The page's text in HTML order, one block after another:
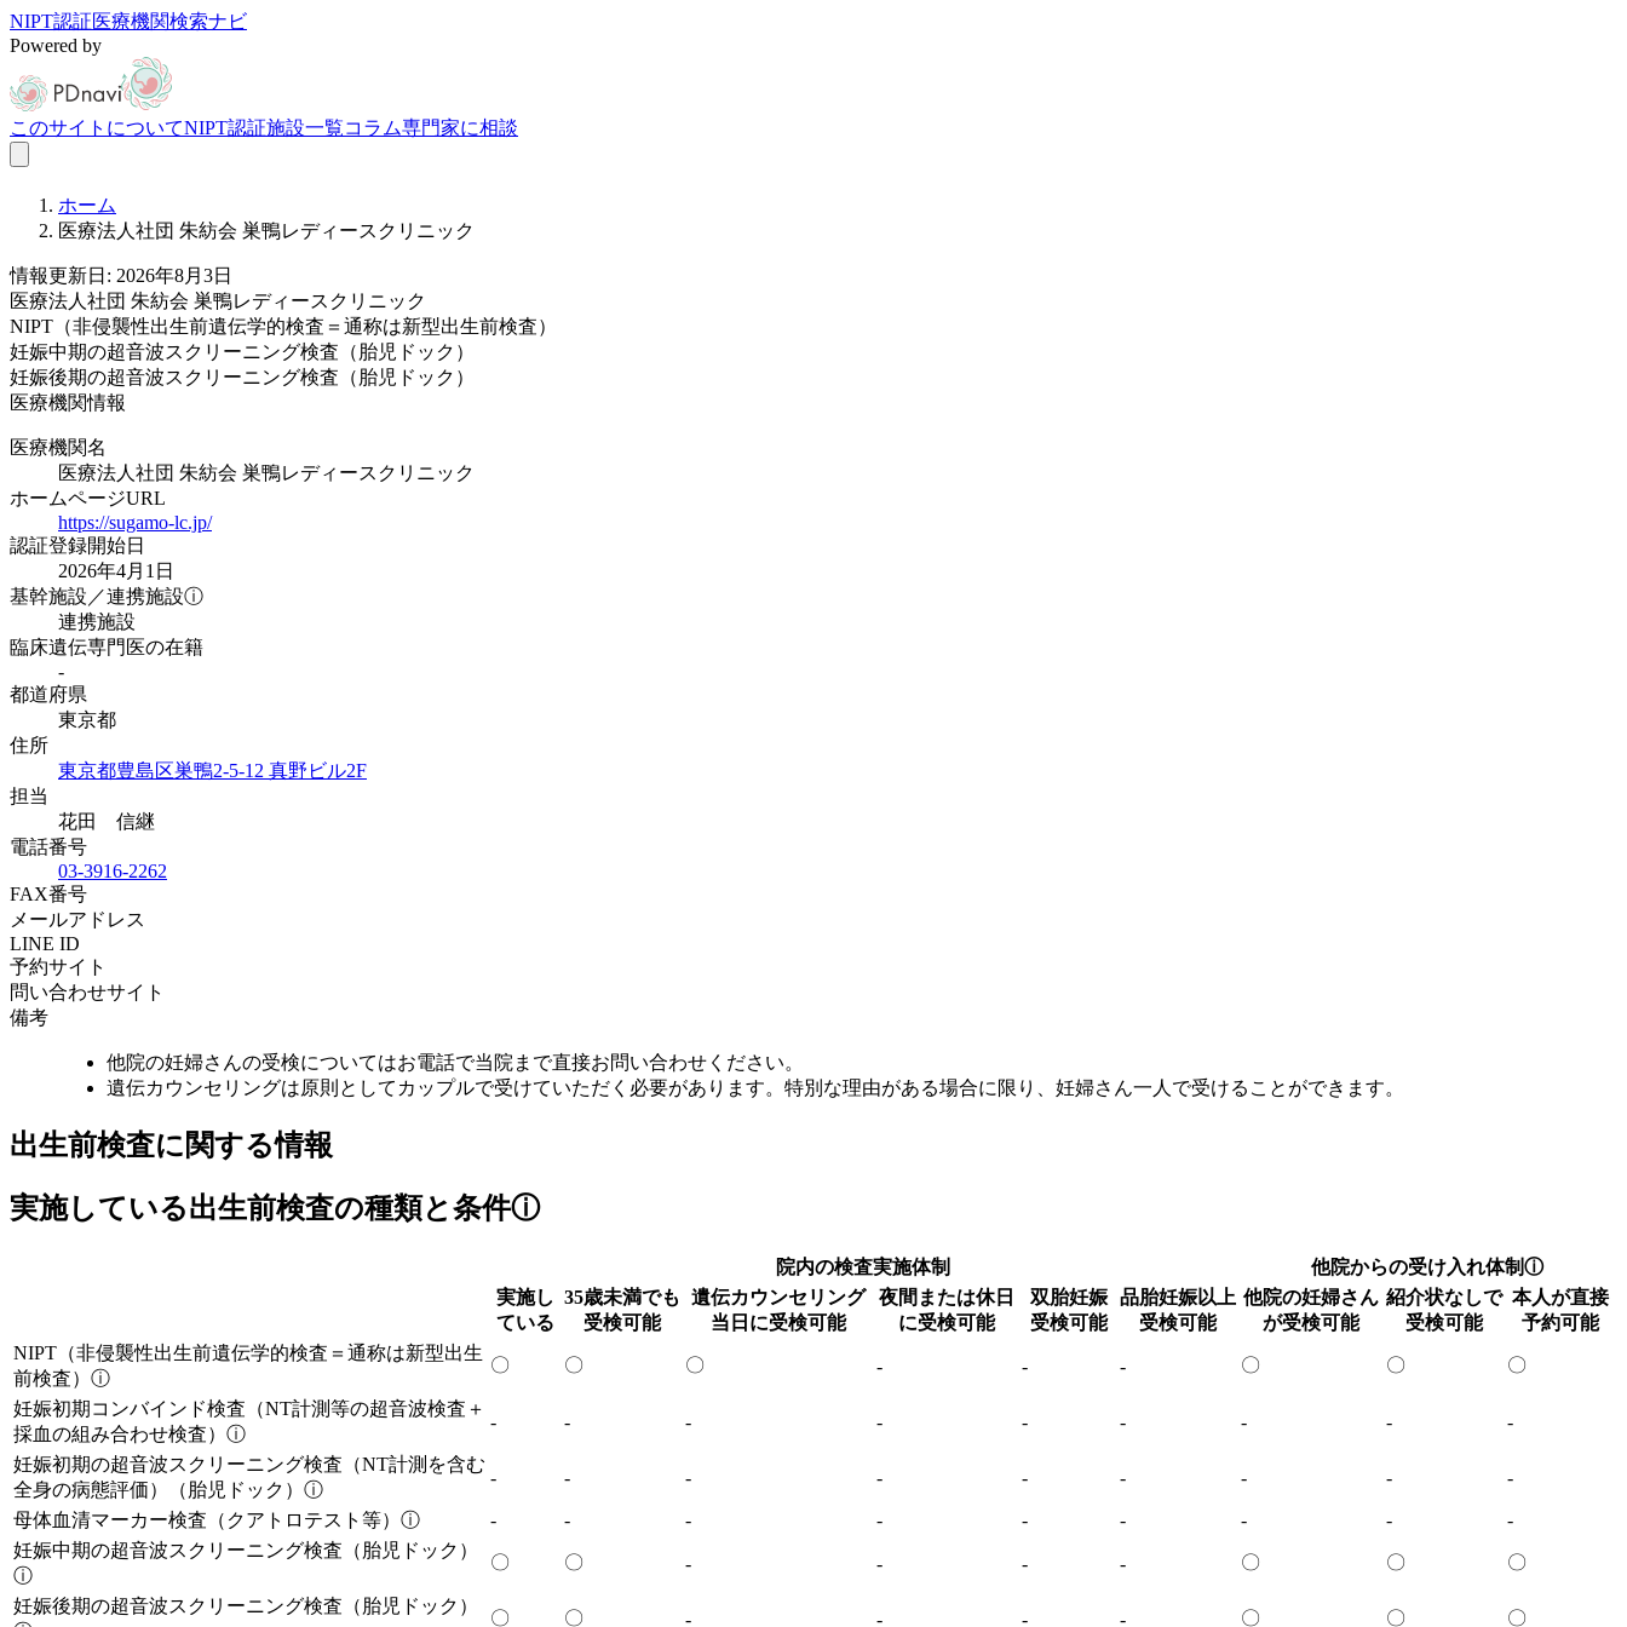
NIPT認証医療機関検索ナビ
Powered by
このサイトについてNIPT認証施設一覧コラム専門家に相談
ホーム
医療法人社団 朱紡会 巣鴨レディースクリニック
情報更新日: 2026年8月3日
医療法人社団 朱紡会 巣鴨レディースクリニック
NIPT（非侵襲性出生前遺伝学的検査＝通称は新型出生前検査）
妊娠中期の超音波スクリーニング検査（胎児ドック）
妊娠後期の超音波スクリーニング検査（胎児ドック）
医療機関情報
医療機関名
医療法人社団 朱紡会 巣鴨レディースクリニック
ホームページURL
https://sugamo-lc.jp/
認証登録開始日
2026年4月1日
基幹施設／連携施設ⓘ
連携施設
臨床遺伝専門医の在籍
-
都道府県
東京都
住所
東京都豊島区巣鴨2-5-12 真野ビル2F
担当
花田 信継
電話番号
03-3916-2262
FAX番号
メールアドレス
LINE ID
予約サイト
問い合わせサイト
備考
他院の妊婦さんの受検についてはお電話で当院まで直接お問い合わせください。
遺伝カウンセリングは原則としてカップルで受けていただく必要があります。特別な理由がある場合に限り、妊婦さん一人で受けることができます。
出生前検査に関する情報
実施している出生前検査の種類と条件ⓘ
院内の検査実施体制 他院からの受け入れ体制ⓘ
実施し
ている
35歳未満でも
受検可能
遺伝カウンセリング
当日に受検可能
夜間または休日
に受検可能
双胎妊娠
受検可能
品胎妊娠以上
受検可能
他院の妊婦さん
が受検可能
紹介状なしで
受検可能
本人が直接
予約可能
NIPT（非侵襲性出生前遺伝学的検査＝通称は新型出生
前検査） ⓘ
〇 〇 〇 - - - 〇 〇 〇
妊娠初期コンバインド検査（NT計測等の超音波検査＋
採血の組み合わせ検査） ⓘ
- - - - - - - - -
妊娠初期の超音波スクリーニング検査（NT計測を含む
全身の病態評価）（胎児ドック） ⓘ
- - - - - - - - -
母体血清マーカー検査（クアトロテスト等） ⓘ - - - - - - - -
-
妊娠中期の超音波スクリーニング検査（胎児ドック）
ⓘ
〇 〇 - - - - 〇 〇 〇
妊娠後期の超音波スクリーニング検査（胎児ドック）
〇 〇 - - - - 〇 〇 〇